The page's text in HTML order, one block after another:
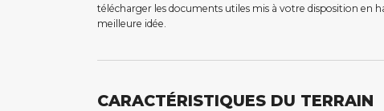
télécharger les documents utiles mis à votre disposition en
meilleure idée.
CARACTÉRISTIQUES DU TERRAIN